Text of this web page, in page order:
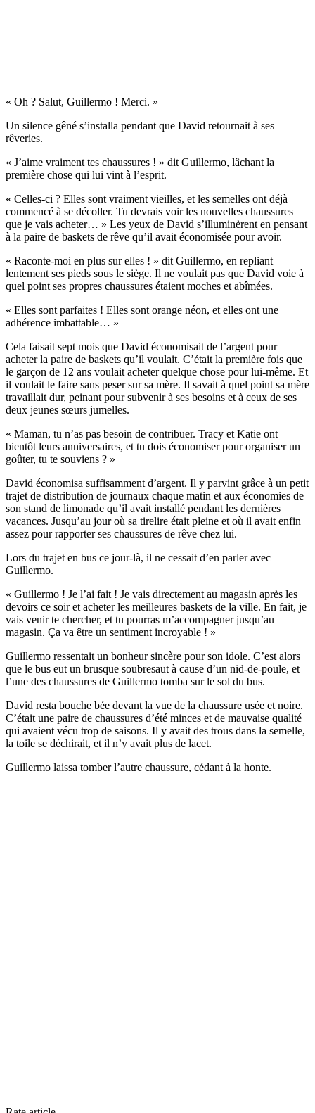
« Oh ? Salut, Guillermo ! Merci. »
Un silence gêné s’installa pendant que David retournait à ses
rêveries.
« J’aime vraiment tes chaussures ! » dit Guillermo, lâchant la
première chose qui lui vint à l’esprit.
« Celles-ci ? Elles sont vraiment vieilles, et les semelles ont déjà
commencé à se décoller. Tu devrais voir les nouvelles chaussures
que je vais acheter… » Les yeux de David s’illuminèrent en pensant
à la paire de baskets de rêve qu’il avait économisée pour avoir.
« Raconte-moi en plus sur elles ! » dit Guillermo, en repliant
lentement ses pieds sous le siège. Il ne voulait pas que David voie à
quel point ses propres chaussures étaient moches et abîmées.
« Elles sont parfaites ! Elles sont orange néon, et elles ont une
adhérence imbattable… »
Cela faisait sept mois que David économisait de l’argent pour
acheter la paire de baskets qu’il voulait. C’était la première fois que
le garçon de 12 ans voulait acheter quelque chose pour lui-même. Et
il voulait le faire sans peser sur sa mère. Il savait à quel point sa mère
travaillait dur, peinant pour subvenir à ses besoins et à ceux de ses
deux jeunes sœurs jumelles.
« Maman, tu n’as pas besoin de contribuer. Tracy et Katie ont
bientôt leurs anniversaires, et tu dois économiser pour organiser un
goûter, tu te souviens ? »
David économisa suffisamment d’argent. Il y parvint grâce à un petit
trajet de distribution de journaux chaque matin et aux économies de
son stand de limonade qu’il avait installé pendant les dernières
vacances. Jusqu’au jour où sa tirelire était pleine et où il avait enfin
assez pour rapporter ses chaussures de rêve chez lui.
Lors du trajet en bus ce jour-là, il ne cessait d’en parler avec
Guillermo.
« Guillermo ! Je l’ai fait ! Je vais directement au magasin après les
devoirs ce soir et acheter les meilleures baskets de la ville. En fait, je
vais venir te chercher, et tu pourras m’accompagner jusqu’au
magasin. Ça va être un sentiment incroyable ! »
Guillermo ressentait un bonheur sincère pour son idole. C’est alors
que le bus eut un brusque soubresaut à cause d’un nid-de-poule, et
l’une des chaussures de Guillermo tomba sur le sol du bus.
David resta bouche bée devant la vue de la chaussure usée et noire.
C’était une paire de chaussures d’été minces et de mauvaise qualité
qui avaient vécu trop de saisons. Il y avait des trous dans la semelle,
la toile se déchirait, et il n’y avait plus de lacet.
Guillermo laissa tomber l’autre chaussure, cédant à la honte.